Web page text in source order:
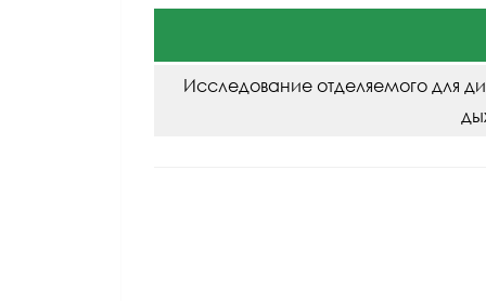
Исследование отделяемого для